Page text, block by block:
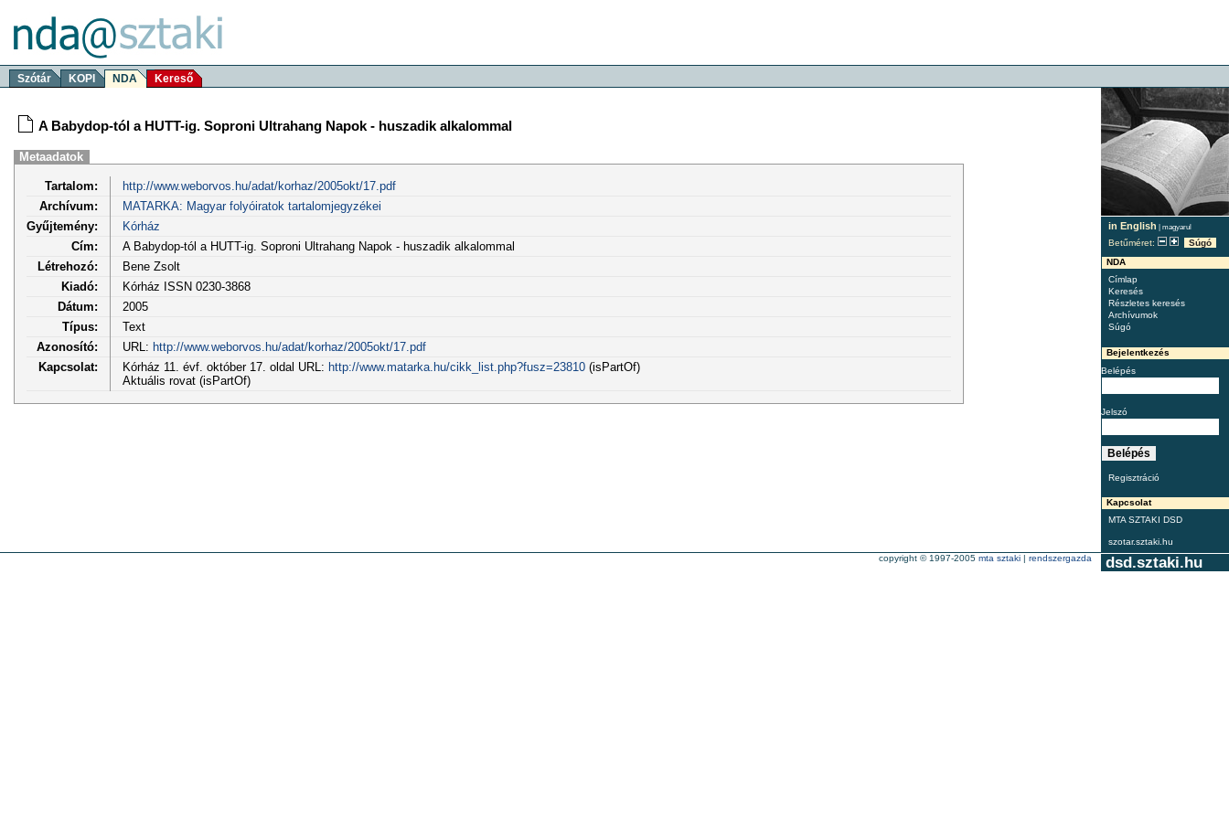
Szótár KOPI NDA Kereső
in English | magyarul
Betűméret:
Súgó
NDA
Címlap
Keresés
Részletes keresés
Archívumok
Súgó
Bejelentkezés
Belépés
Jelszó
Regisztráció
Kapcsolat
MTA SZTAKI DSD
szotar.sztaki.hu
A Babydop-tól a HUTT-ig. Soproni Ultrahang Napok - huszadik alkalommal
Metaadatok
Tartalom:
http://www.weborvos.hu/adat/korhaz/2005okt/17.pdf
Archívum:
MATARKA: Magyar folyóiratok tartalomjegyzékei
Gyűjtemény:
Kórház
Cím:
A Babydop-tól a HUTT-ig. Soproni Ultrahang Napok - huszadik alkalommal
Létrehozó:
Bene Zsolt
Kiadó:
Kórház ISSN 0230-3868
Dátum:
2005
Típus:
Text
Azonosító:
URL: http://www.weborvos.hu/adat/korhaz/2005okt/17.pdf
Kapcsolat:
Kórház 11. évf. október 17. oldal URL: http://www.matarka.hu/cikk_list.php?fusz=23810(isPartOf)
Aktuális rovat (isPartOf)
dsd.sztaki.hu
copyright © 1997-2005 mta sztaki | rendszergazda